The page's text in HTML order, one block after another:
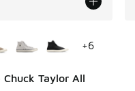
Chuck Taylor All
29
+6